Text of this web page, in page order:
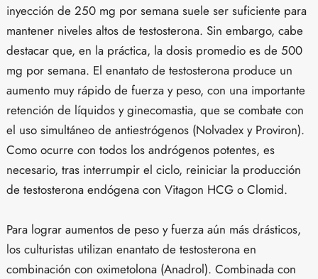
inyección de 250 mg por semana suele ser suficiente para
mantener niveles altos de testosterona. Sin embargo, cabe
destacar que, en la práctica, la dosis promedio es de 500
mg por semana. El enantato de testosterona produce un
aumento muy rápido de fuerza y peso, con una importante
retención de líquidos y ginecomastia, que se combate con
el uso simultáneo de antiestrógenos (Nolvadex y Proviron).
Como ocurre con todos los andrógenos potentes, es
necesario, tras interrumpir el ciclo, reiniciar la producción
de testosterona endógena con Vitagon HCG o Clomid.
Para lograr aumentos de peso y fuerza aún más drásticos,
los culturistas utilizan enantato de testosterona en
combinación con oximetolona (Anadrol). Combinada con